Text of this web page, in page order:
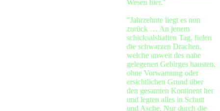
Wesen hier."
"Jahrzehnte liegt es nun
zurück … An jenem
schicksalshaften Tag, fielen
die schwarzen Drachen,
welche unweit des nahe
gelegenen Gebirges hausten,
ohne Vorwarnung oder
ersichtlichen Grund über
den gesamten Kontinent her
und legten alles in Schutt
und Asche. Nur durch die